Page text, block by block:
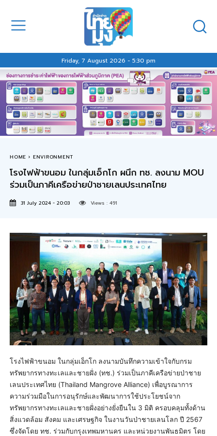
Friday, 7 August 2026 - 5:30 pm
HOME ENVIRONMENT
โรงไฟฟ้าขนอม ในกลุ่มเอ็กโก ผนึก ทช. ลงนาม MOU
ร่วมเป็นภาคีเครือข่ายป่าชายเลนประเทศไทย
31 July 2024 - 20:03 Views : 491
โรงไฟฟ้าขนอม ในกลุ่มเอ็กโก ลงนามบันทึกความเข้าใจกับกรม
ทรัพยากรทางทะเลและชายฝั่ง (ทช.) ร่วมเป็นภาคีเครือข่ายป่าชาย
เลนประเทศไทย (Thailand Mangrove Alliance) เพื่อบูรณาการ
ความร่วมมือในการอนุรักษ์และพัฒนาการใช้ประโยชน์จาก
ทรัพยากรทางทะเลและชายฝั่งอย่างยั่งยืนใน 3 มิติ ครอบคลุมทั้งด้าน
สิ่งแวดล้อม สังคม และเศรษฐกิจ ในงานวันป่าชายเลนโลก ปี 2567
ซึ่งจัดโดย ทช. ร่วมกับกรุงเทพมหานคร และหน่วยงานพันธมิตร โดย